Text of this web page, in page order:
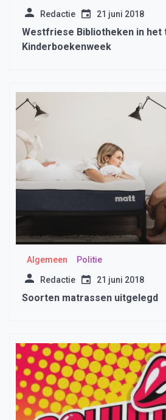
Redactie 21 juni 2018
Westfriese Bibliotheken in het
Kinderboekenweek
Algemeen Politie
Redactie 21 juni 2018
Soorten matrassen uitgelegd